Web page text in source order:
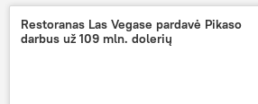
Agnė Bilotaitė
Restoranas Las Vegase pardavė Pikaso
darbus už 109 mln. dolerių